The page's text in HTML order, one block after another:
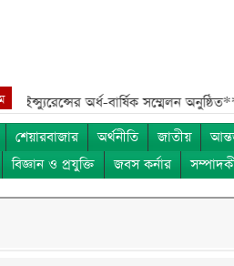
অর্ধ-বার্ষিক সম্মেলন অনুষ্ঠিত*** ৭৫ হাজার
শেয়ারবাজার অর্থনীতি জাতীয়
বিজ্ঞান ও প্রযুক্তি জবস কর্নার